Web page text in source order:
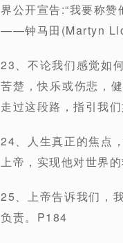
界公开宣告:“我要称
——钟马田(Martyn
23、不论我们感觉如
苦楚，快乐或伤悲，
走过这段路，指引我
24、人生真正的焦点
上帝，实现他对世界
25、上帝告诉我们，
负责。P184